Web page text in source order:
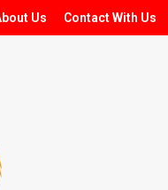
Us Contact With Us